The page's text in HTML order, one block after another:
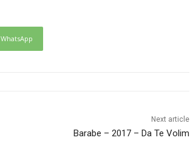
WhatsApp
Next article
Barabe – 2017 – Da Te Volim